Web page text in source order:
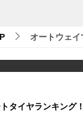
オートウェ
タイヤランキング